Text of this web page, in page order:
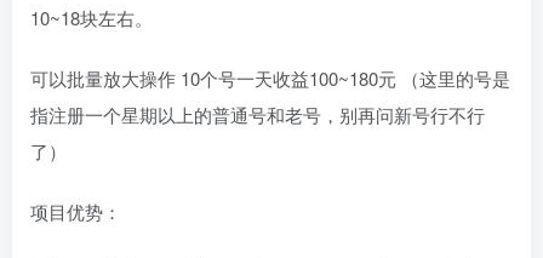
10~18块左右。
可以批量放大操作 10个号一天收益100~180元 （这里的号是
指注册一个星期以上的普通号和老号，别再问新号行不行
了）
项目优势：